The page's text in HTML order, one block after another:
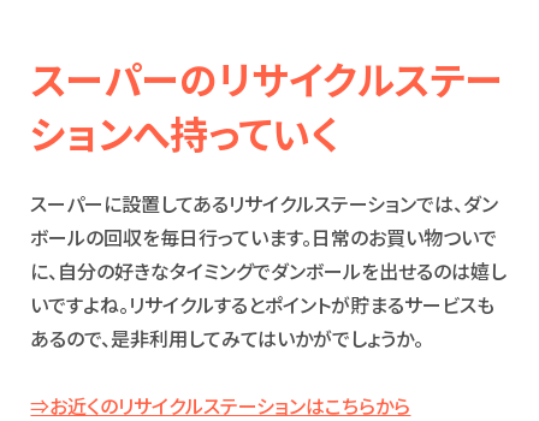
スーパーのリサイクルステー
ションへ持っていく
スーパーに設置してあるリサイクルステーションでは、ダン
ボールの回収を毎日行っています。日常のお買い物ついで
に、自分の好きなタイミングでダンボールを出せるのは嬉し
いですよね。リサイクルするとポイントが貯まるサービスも
あるので、是非利用してみてはいかがでしょうか。
⇒お近くのリサイクルステーションはこちらから